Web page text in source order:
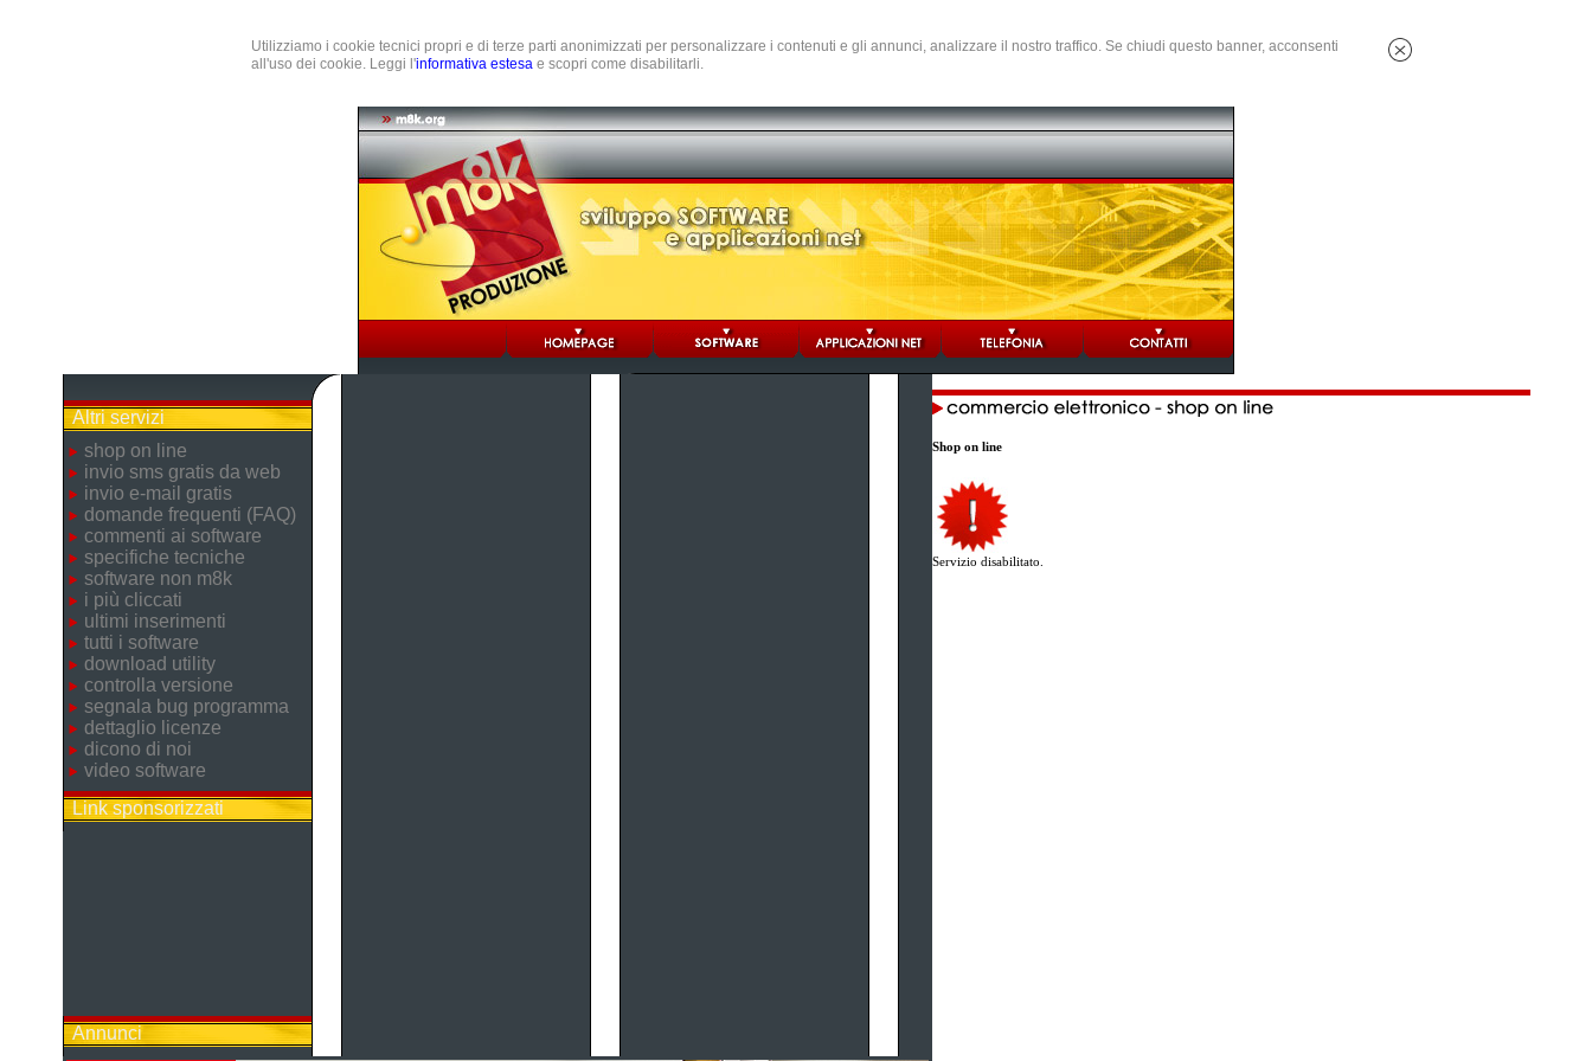
Utilizziamo i cookie tecnici propri e di terze parti anonimizzati per personalizzare i contenuti e gli annunci, analizzare il nostro traffico. Se chiudi questo banner, acconsenti
all'uso dei cookie. Leggi l'informativa estesa e scopri come disabilitarli.
Altri servizi
shop on line
invio sms gratis da web
invio e-mail gratis
domande frequenti (FAQ)
commenti ai software
specifiche tecniche
software non m8k
i più cliccati
ultimi inserimenti
tutti i software
download utility
controlla versione
segnala bug programma
dettaglio licenze
dicono di noi
video software
Link sponsorizzati
Annunci
Shop on line
Servizio disabilitato.